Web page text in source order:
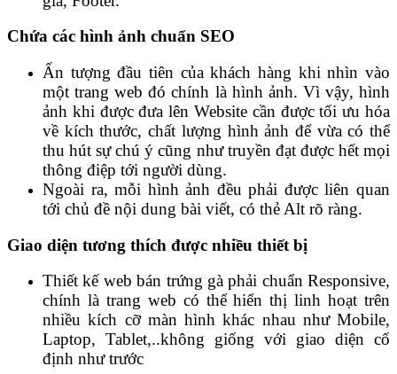
Chứa các hình ảnh chuẩn SEO
Ấn tượng đầu tiên của khách hàng khi nhìn vào
một trang web đó chính là hình ảnh. Vì vậy, hình
ảnh khi được đưa lên Website cần được tối ưu hóa
về kích thước, chất lượng hình ảnh để vừa có thể
thu hút sự chú ý cũng như truyền đạt được hết mọi
thông điệp tới người dùng.
Ngoài ra, mỗi hình ảnh đều phải được liên quan
tới chủ đề nội dung bài viết, có thẻ Alt rõ ràng.
Giao diện tương thích được nhiều thiết bị
Thiết kế web bán trứng gà phải chuẩn Responsive,
chính là trang web có thể hiển thị linh hoạt trên
nhiều kích cỡ màn hình khác nhau như Mobile,
Laptop, Tablet,..không giống với giao diện cố
định như trước